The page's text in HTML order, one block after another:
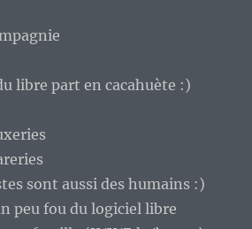
libre part en cacahuète :)
sont aussi des humains :)
peu fou du logiciel libre